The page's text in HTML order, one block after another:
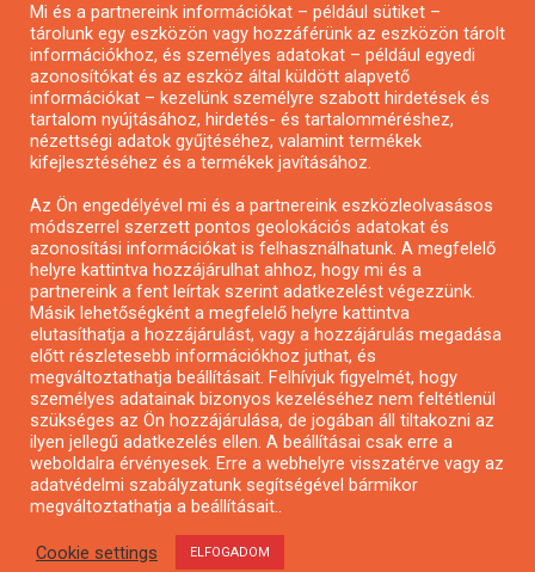
Pályázatírás civil szervezeteknek
Pályázatírás önkormányzatoknak
Pályázatfigyelés
Specifikus pályázatfigyelés vagy hírlevél
Pályázatok magánszemélyeknek
Pályázatok civil szervezeteknek
Pályázatok vállalkozásoknak
Önkormányzati pályázatok
Mezőgazdasági pályázatok
Falusi turizmus pályázatok
Napelem pályázatok
GINOP pályázatok
Mi és a partnereink információkat – például sütiket –
tárolunk egy eszközön vagy hozzáférünk az eszközön tárolt
információkhoz, és személyes adatokat – például egyedi
azonosítókat és az eszköz által küldött alapvető
információkat – kezelünk személyre szabott hirdetések és
tartalom nyújtásához, hirdetés- és tartalomméréshez,
nézettségi adatok gyűjtéséhez, valamint termékek
kifejlesztéséhez és a termékek javításához.
Az Ön engedélyével mi és a partnereink eszközleolvasásos
módszerrel szerzett pontos geolokációs adatokat és
azonosítási információkat is felhasználhatunk. A megfelelő
helyre kattintva hozzájárulhat ahhoz, hogy mi és a
partnereink a fent leírtak szerint adatkezelést végezzünk.
Másik lehetőségként a megfelelő helyre kattintva
elutasíthatja a hozzájárulást, vagy a hozzájárulás megadása
előtt részletesebb információkhoz juthat, és
megváltoztathatja beállításait. Felhívjuk figyelmét, hogy
személyes adatainak bizonyos kezeléséhez nem feltétlenül
szükséges az Ön hozzájárulása, de jogában áll tiltakozni az
ilyen jellegű adatkezelés ellen. A beállításai csak erre a
weboldalra érvényesek. Erre a webhelyre visszatérve vagy az
adatvédelmi szabályzatunk segítségével bármikor
megváltoztathatja a beállításait..
Cookie settings ELFOGADOM